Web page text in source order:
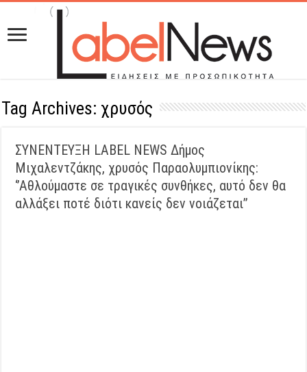
Tag Archives: χρυσός
ΣΥΝΕΝΤΕΥΞΗ LABEL NEWS Δήμος
Μιχαλεντζάκης, χρυσός Παραολυμπιονίκης:
‘’Αθλούμαστε σε τραγικές συνθήκες, αυτό δεν θα
αλλάξει ποτέ διότι κανείς δεν νοιάζεται’’